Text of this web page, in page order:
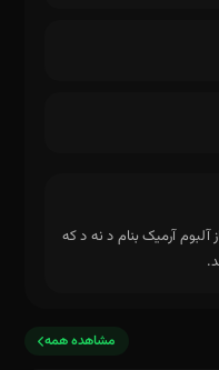
آرمیک بنام د نه د که
مشاهده همه